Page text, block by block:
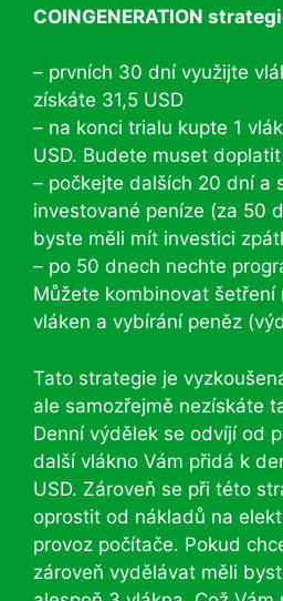
COINGENERATION
– prvních 30 dní využijte
získáte 31,5 USD
– na konci trialu kupte 1
USD. Budete muset
– počkejte dalších 20 dní a
investované peníze (za 50
byste měli mít investici
– po 50 dnech nechte
Můžete kombinovat šetření
vláken a vybírání peněz
Tato strategie je
ale samozřejmě nezískáte
Denní výdělek se odvíjí od
další vlákno Vám přidá k
USD. Zároveň se při této
oprostit od nákladů na
provoz počítače. Pokud
zároveň vydělávat měli